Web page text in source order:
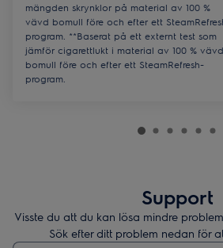
mängden skrynklor på material av 100 %
vävd bomull före och efter ett
program. **Baserat på ett externt test som
jämför cigarettlukt i material av 100 % vävd
bomull före och efter ett SteamRefresh-
program.
Support
Visste du att du kan lösa mindre
Sök efter ditt problem nedan för